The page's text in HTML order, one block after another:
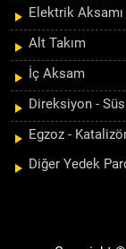
Elektrik Aksamı
Alt Takım
İç Aksam
Direksiyon -
Egzoz -
Diğer Yedek